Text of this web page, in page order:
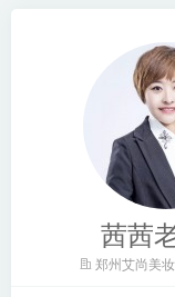
茜茜
郑州艾尚美